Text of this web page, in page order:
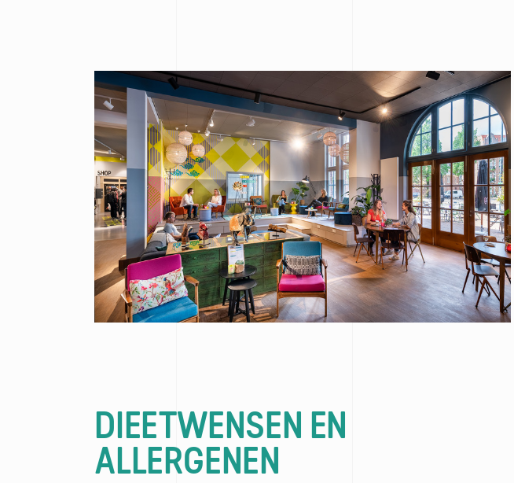
DIEETWENSEN EN
ALLERGENEN